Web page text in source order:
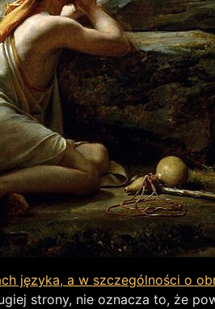
języka, a w szczególności o
strony, nie oznacza to, że